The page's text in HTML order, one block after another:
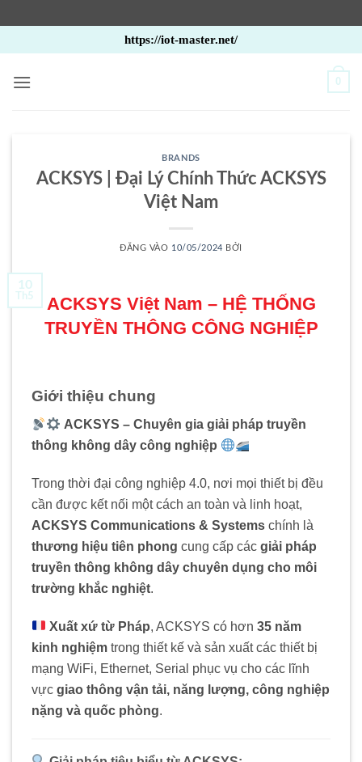
qua
nội
https://iot-master.net/
0
BRANDS
ACKSYS | Đại Lý Chính Thức ACKSYS
Việt Nam
ĐĂNG VÀO 10/05/2024 BỞI
10
Th5
ACKSYS Việt Nam – HỆ THỐNG
TRUYỀN THÔNG CÔNG NGHIỆP
Giới thiệu chung
ACKSYS – Chuyên gia giải pháp truyền
thông không dây công nghiệp
Trong thời đại công nghiệp 4.0, nơi mọi thiết bị đều
cần được kết nối một cách an toàn và linh hoạt,
ACKSYS Communications & Systems chính là
thương hiệu tiên phong cung cấp các giải pháp
truyền thông không dây chuyên dụng cho môi
trường khắc nghiệt.
Xuất xứ từ Pháp, ACKSYS có hơn35 năm
kinh nghiệm trong thiết kế và sản xuất các thiết bị
mạng WiFi, Ethernet, Serial phục vụ cho các lĩnh
vực giao thông vận tải, năng lượng, công nghiệp
nặng và quốc phòng.